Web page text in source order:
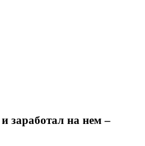
заработал на нем –